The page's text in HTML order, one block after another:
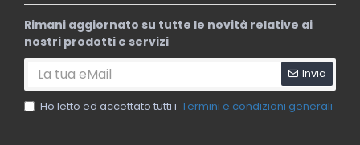
Rimani aggiornato su tutte le novità relative ai
nostri prodotti e servizi
Invia
Ho letto ed accettato tutti i Termini e condizioni generali